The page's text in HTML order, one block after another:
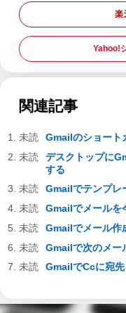
楽
Yahoo!
関連記事
Gmailのショート
デスクトップに
する
Gmailでテンプレ
Gmailでメールを
Gmailでメール作
Gmailで次のメー
GmailでCcに宛